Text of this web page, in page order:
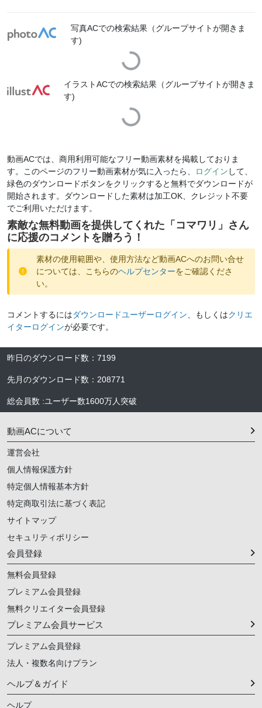
写真ACでの検索結果（グループサイトが開きま
す)
Loading...
イラストACでの検索結果（グループサイトが開きま
す)
Loading...
動画ACでは、商用利用可能なフリー動画素材を掲載しておりま
す。このページのフリー動画素材が気に入ったら、
ログイン して、
緑色のダウンロードボタンをクリックすると無料でダウンロードが
開始されます。ダウンロードした素材は加工OK、クレジット不要
でご利用いただけます。
素敵な無料動画を提供してくれた「 コマワリ 」さん
に応援のコメントを贈ろう！
素材の使用範囲や、使用方法など動画ACへのお問い合せ
については、こちらのヘルプセンターをご確認くださ
い。
コメントするにはダウンロードユーザーログイン 、もしくはクリエ
イターログインが必要です。
昨日のダウンロード数 ： 7199
先月のダウンロード数 ： 208771
総会員数 :ユーザー数1600万人 突破
動画ACについて
運営会社
個人情報保護方針
特定個人情報基本方針
特定商取引法に基づく表記
サイトマップ
セキュリティポリシー
会員登録
無料会員登録
プレミアム会員登録
無料クリエイター会員登録
プレミアム会員サービス
プレミアム会員登録
法人・複数名向けプラン
ヘルプ＆ガイド
ヘルプ